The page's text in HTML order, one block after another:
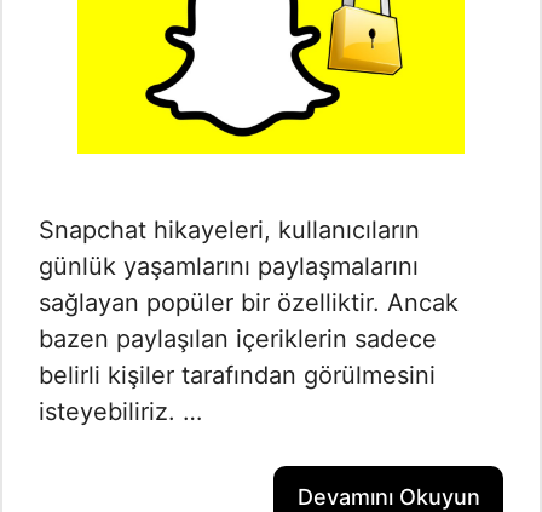
Snapchat hikayeleri, kullanıcıların
günlük yaşamlarını paylaşmalarını
sağlayan popüler bir özelliktir. Ancak
bazen paylaşılan içeriklerin sadece
belirli kişiler tarafından görülmesini
isteyebiliriz. …
Devamını Okuyun